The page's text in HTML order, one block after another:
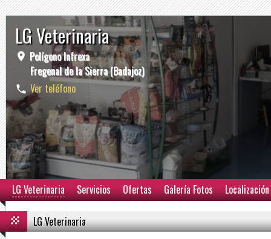
LG Veterinaria
Polígono Infrexa
Fregenal de la Sierra (Badajoz)
Ver teléfono
LG Veterinaria Servicios Ofertas Galería Fotos Localización
LG Veterinaria